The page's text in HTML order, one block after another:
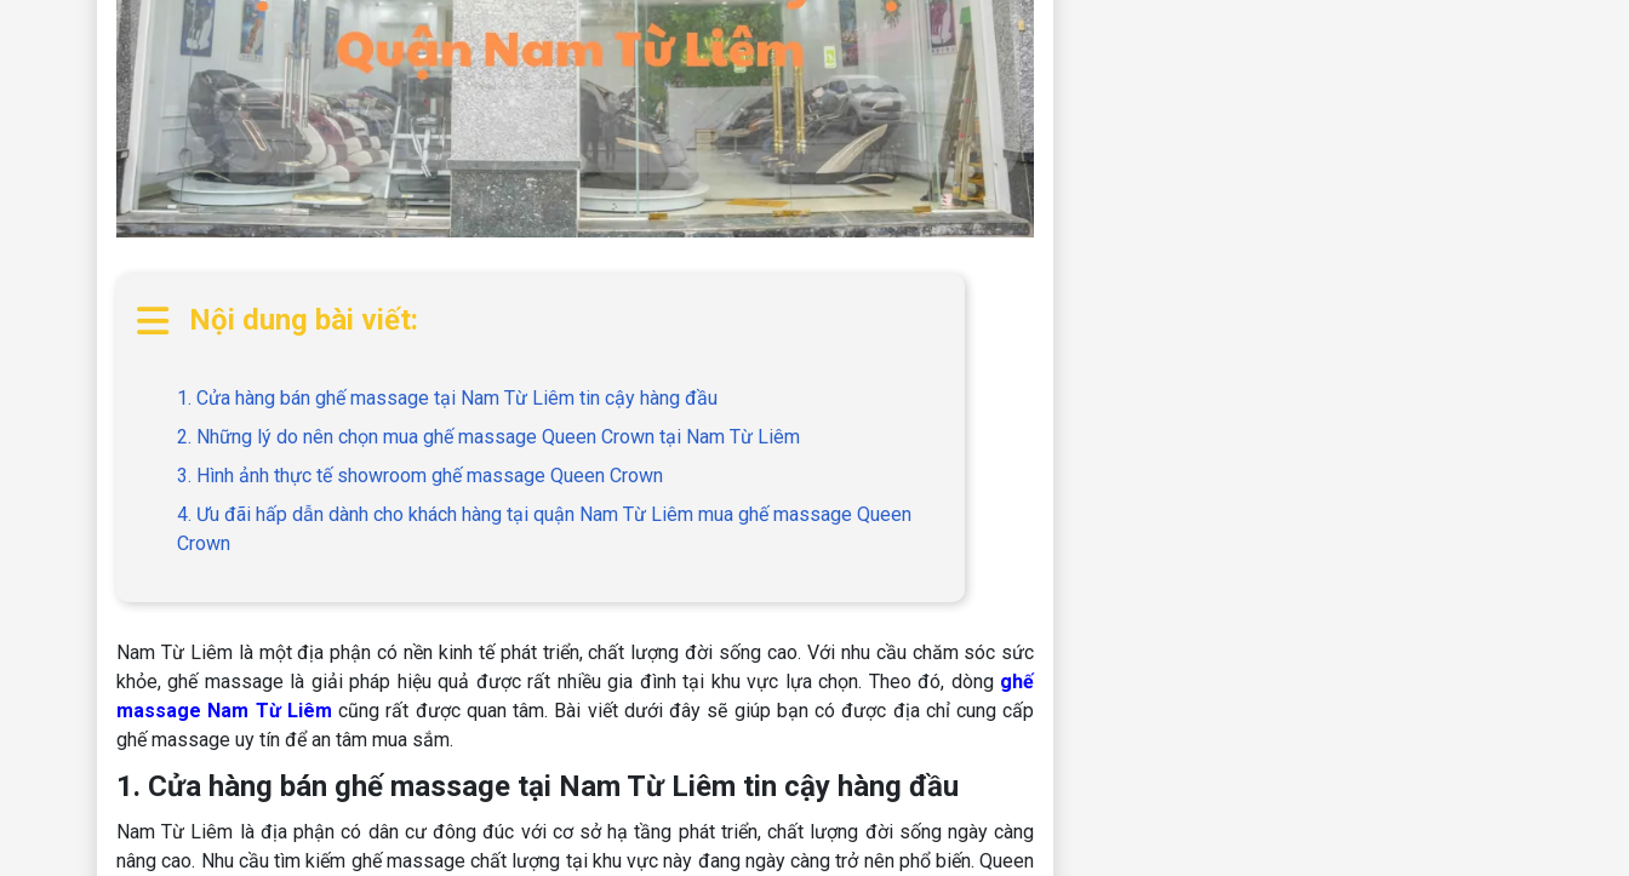
Nội dung bài viết:
1. Cửa hàng bán ghế massage tại Nam Từ Liêm tin cậy hàng đầu
2. Những lý do nên chọn mua ghế massage Queen Crown tại Nam Từ Liêm
3. Hình ảnh thực tế showroom ghế massage Queen Crown
4. Ưu đãi hấp dẫn dành cho khách hàng tại quận Nam Từ Liêm mua ghế massage Queen
Crown
Nam Từ Liêm là một địa phận có nền kinh tế phát triển, chất lượng đời sống cao. Với nhu cầu chăm sóc sức
khỏe, ghế massage là giải pháp hiệu quả được rất nhiều gia đình tại khu vực lựa chọn. Theo đó, dòng ghế
massage Nam Từ Liêm cũng rất được quan tâm. Bài viết dưới đây sẽ giúp bạn có được địa chỉ cung cấp
ghế massage uy tín để an tâm mua sắm.
1. Cửa hàng bán ghế massage tại Nam Từ Liêm tin cậy hàng đầu
Nam Từ Liêm là địa phận có dân cư đông đúc với cơ sở hạ tầng phát triển, chất lượng đời sống ngày càng
nâng cao. Nhu cầu tìm kiếm ghế massage chất lượng tại khu vực này đang ngày càng trở nên phổ biến. Queen